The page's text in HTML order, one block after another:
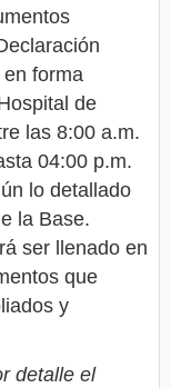
forma
de
las 8:00 a.m.
04:00 p.m.
lo detallado
la Base.
ser llenado en
que
y
detalle el